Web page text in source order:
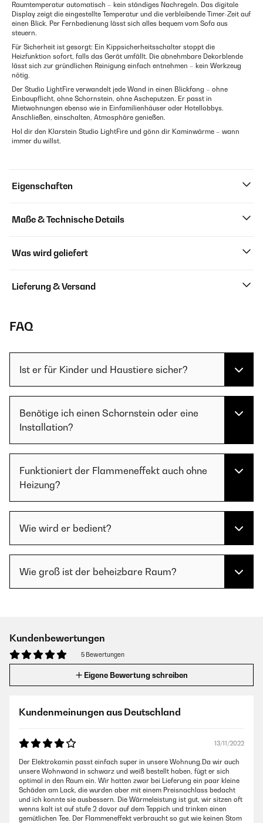
Raumtemperatur automatisch – kein ständiges Nachregeln. Das digitale
Display zeigt die eingestellte Temperatur und die verbleibende Timer-Zeit auf
einen Blick. Per Fernbedienung lässt sich alles bequem vom Sofa aus
steuern.
Für Sicherheit ist gesorgt: Ein Kippsicherheitsschalter stoppt die
Heizfunktion sofort, falls das Gerät umfällt. Die abnehmbare Dekorblende
lässt sich zur gründlichen Reinigung einfach entnehmen – kein Werkzeug
nötig.
Der Studio LightFire verwandelt jede Wand in einen Blickfang – ohne
Einbaupflicht, ohne Schornstein, ohne Ascheputzen. Er passt in
Mietwohnungen ebenso wie in Einfamilienhäuser oder Hotellobbys.
Anschließen, einschalten, Atmosphäre genießen.
Hol dir den Klarstein Studio LightFire und gönn dir Kaminwärme – wann
immer du willst.
Eigenschaften
Maße & Technische Details
Was wird geliefert
Lieferung & Versand
FAQ
Ist er für Kinder und Haustiere sicher?
Benötige ich einen Schornstein oder eine
Installation?
Funktioniert der Flammeneffekt auch ohne
Heizung?
Wie wird er bedient?
Wie groß ist der beheizbare Raum?
Kundenbewertungen
5 Bewertungen
Eigene Bewertung schreiben
Kundenmeinungen aus Deutschland
13/11/2022
Der Elektrokamin passt einfach super in unsere Wohnung.Da wir auch
unsere Wohnwand in schwarz und weiß bestellt haben, fügt er sich
optimal in den Raum ein. Wir hatten zwar bei Lieferung ein paar kleine
Schäden am Lack, die wurden aber mit einem Preisnachlass bedacht
und ich konnte sie ausbessern. Die Wärmeleistung ist gut, wir sitzen oft
wenns kalt ist auf stufe 2 davor auf dem Teppich und trinken einen
gemütlichen Tee. Der Flammeneffekt verbraucht so gut wie keinen Stom